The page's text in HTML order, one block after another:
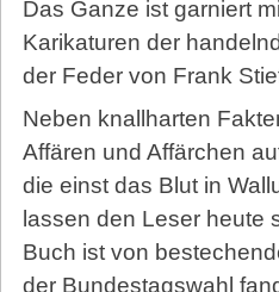
Das Ganze ist garniert
Karikaturen der
der Feder von Frank
Neben knallharten
Affären und Affärchen
die einst das Blut in
lassen den Leser heute
Buch ist von
der Bundestagswahl